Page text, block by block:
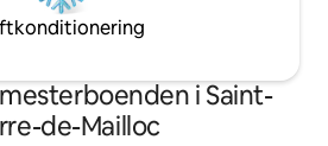
i Saint-
de-Mailloc